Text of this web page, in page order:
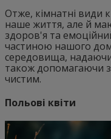
Отже, кімнатні види
наше життя, але й
здоров'я та
частиною нашого
середовища,
також допомагаючи
чистим.
Польові квіти